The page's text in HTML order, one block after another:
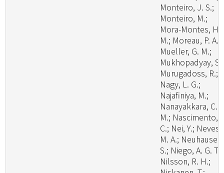
Monteiro, J. S.;
Monteiro, M.;
Mora-Montes, H.
M.; Moreau, P. A.;
Mueller, G. M.;
Mukhopadyay, S.;
Murugadoss, R.;
Nagy, L. G.;
Najafiniya, M.;
Nanayakkara, C.
M.; Nascimento,
C.; Nei, Y.; Neves,
M. A.; Neuhauser,
S.; Niego, A. G. T.;
Nilsson, R. H.;